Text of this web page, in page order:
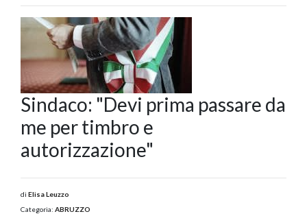
Sindaco: "Devi prima passare da
me per timbro e
autorizzazione"
di Elisa Leuzzo
Categoria: ABRUZZO